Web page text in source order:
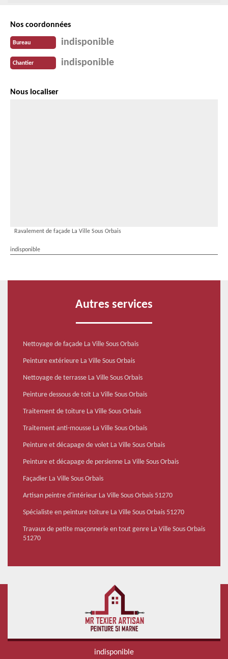
Nos coordonnées
Bureau indisponible
Chantier indisponible
Nous localiser
Ravalement de façade La Ville Sous Orbais
indisponible
Autres services
Nettoyage de façade La Ville Sous Orbais
Peinture extérieure La Ville Sous Orbais
Nettoyage de terrasse La Ville Sous Orbais
Peinture dessous de toit La Ville Sous Orbais
Traitement de toiture La Ville Sous Orbais
Traitement anti-mousse La Ville Sous Orbais
Peinture et décapage de volet La Ville Sous Orbais
Peinture et décapage de persienne La Ville Sous Orbais
Façadier La Ville Sous Orbais
Artisan peintre d'intérieur La Ville Sous Orbais 51270
Spécialiste en peinture toiture La Ville Sous Orbais 51270
Travaux de petite maçonnerie en tout genre La Ville Sous Orbais
51270
indisponible